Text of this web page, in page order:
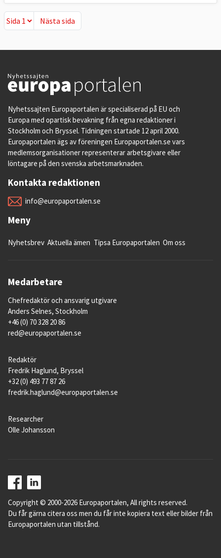
Nästa sida
Nästa sida
Nyhetssajten Europaportalen är specialiserad på EU och
Europa med opartisk bevakning från egna redaktioner i
Stockholm och Bryssel. Tidningen startade 12 april 2000.
Europaportalen ägs av föreningen Europaportalen.se vars
medlemsorganisationer representerar arbetsgivare eller
löntagare på den svenska arbetsmarknaden.
Kontakta redaktionen
info@europaportalen.se
Meny
Nyhetsbrev Aktuella ämen Tipsa Europaportalen Om oss
Medarbetare
Chefredaktör och ansvarig utgivare
Anders Selnes, Stockholm
+46 (0) 70 328 20 86
red@europaportalen.se
Redaktör
Fredrik Haglund, Bryssel
+32 (0) 493 77 87 26
fredrik.haglund@europaportalen.se
Researcher
Olle Johansson
Copyright © 2000-2026 Europaportalen, All rights reserved.
Du får gärna citera oss men du får inte kopiera text eller bilder från
Europaportalen utan tillstånd.